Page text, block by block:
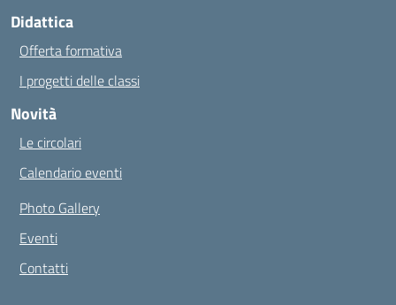
Didattica
Offerta formativa
I progetti delle classi
Novità
Le circolari
Calendario eventi
Photo Gallery
Eventi
Contatti